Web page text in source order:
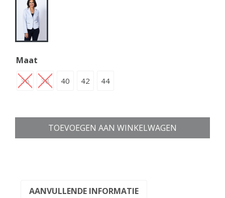
Maat
36 38 40 42 44
TOEVOEGEN AAN WINKELWAGEN
AANVULLENDE INFORMATIE